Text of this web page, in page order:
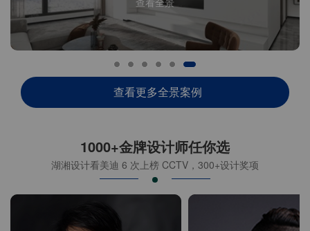
查看更多全景案例
1000+金牌设计师任你选
湖湘设计看美迪 6 次上榜 CCTV，300+设计奖项